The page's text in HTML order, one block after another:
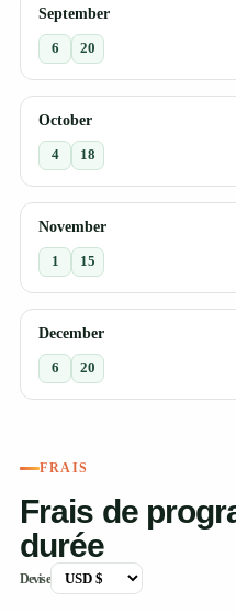
September
6 20
October
4 18
November
1 15
December
6 20
FRAIS
Frais de
durée
Devise